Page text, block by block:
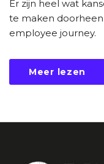
Er zijn heel wat
te maken
employee journey.
Meer lezen